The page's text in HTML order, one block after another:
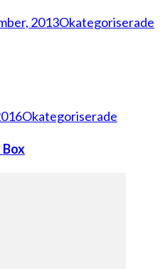
2013Okategoriserade
Okategoriserade